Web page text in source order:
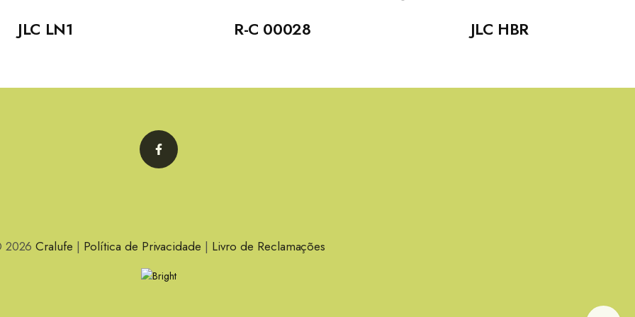
JLC LN1 R-C 00028 JLC HBR
2026Cralufe | Política de Privacidade | Livro de Reclamações